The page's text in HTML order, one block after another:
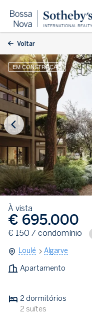
Voltar
EM CONSTRUÇÃO
À vista
€ 695.000
€ 150 / condomínio
Loulé Algarve
Apartamento
2 dormitórios
2 suítes